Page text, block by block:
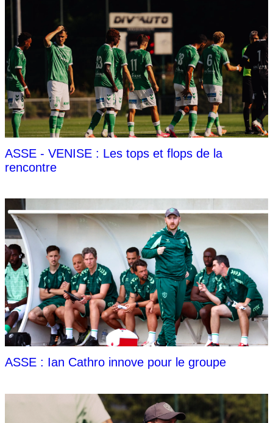
ASSE - VENISE : Les tops et flops de la
rencontre
ASSE : Ian Cathro innove pour le groupe